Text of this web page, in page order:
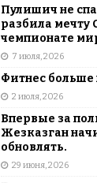
Пулишич не
разбила
чемпионате
7 июля, 2026
Фитнес больше
2 июля, 2026
Впервые за
Жезказган
обновлять.
29 июня, 2026